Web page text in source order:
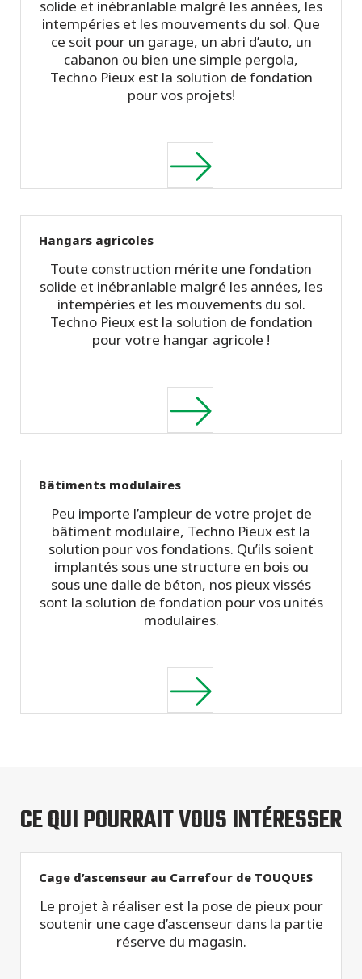
solide et inébranlable malgré les années, les
intempéries et les mouvements du sol. Que
ce soit pour un garage, un abri d’auto, un
cabanon ou bien une simple pergola,
Techno Pieux est la solution de fondation
pour vos projets!
Hangars agricoles
Toute construction mérite une fondation
solide et inébranlable malgré les années, les
intempéries et les mouvements du sol.
Techno Pieux est la solution de fondation
pour votre hangar agricole !
Bâtiments modulaires
Peu importe l’ampleur de votre projet de
bâtiment modulaire, Techno Pieux est la
solution pour vos fondations. Qu’ils soient
implantés sous une structure en bois ou
sous une dalle de béton, nos pieux vissés
sont la solution de fondation pour vos unités
modulaires.
CE QUI POURRAIT VOUS INTÉRESSER
Cage d’ascenseur au Carrefour de TOUQUES
Le projet à réaliser est la pose de pieux pour
soutenir une cage d’ascenseur dans la partie
réserve du magasin.